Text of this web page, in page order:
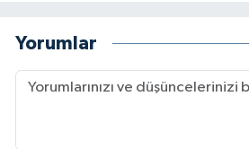
Yorumlar